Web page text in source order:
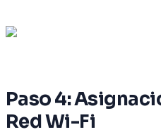
Paso 4:
Red Wi-Fi